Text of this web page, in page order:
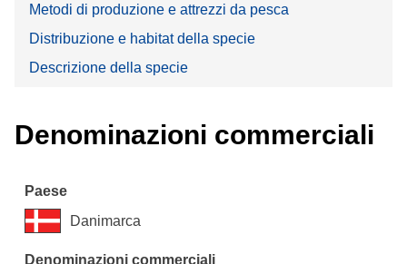
Metodi di produzione e attrezzi da pesca
Distribuzione e habitat della specie
Descrizione della specie
Denominazioni commerciali
Danimarca